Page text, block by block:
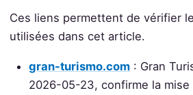
Ces liens permettent de vérifier
utilisées dans cet article.
gran-turismo.com : Gran
2026-05-23, confirme la mise